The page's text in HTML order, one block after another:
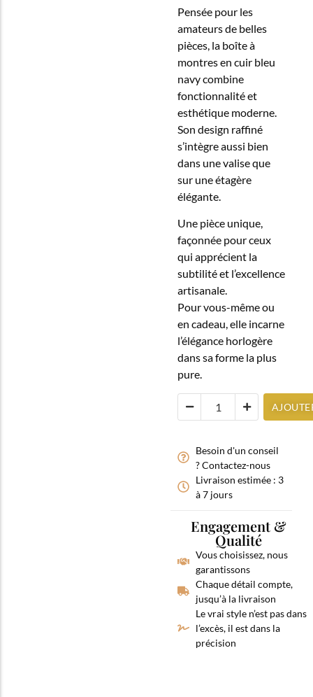
Pensée pour les
amateurs de belles
pièces, la boîte à
montres en cuir bleu
navy combine
fonctionnalité et
esthétique moderne.
Son design raffiné
s’intègre aussi bien
dans une valise que
sur une étagère
élégante.
Une pièce unique,
façonnée pour ceux
qui apprécient la
subtilité et l’excellence
artisanale.
Pour vous-même ou
en cadeau, elle incarne
l’élégance horlogère
dans sa forme la plus
pure.
Besoin d'un conseil
? Contactez-nous
Livraison estimée : 3
à 7 jours
Engagement &
Qualité
Vous choisissez, nous
garantissons
Chaque détail compte,
jusqu’à la livraison
Le vrai style n’est pas dans
l’excès, il est dans la
précision